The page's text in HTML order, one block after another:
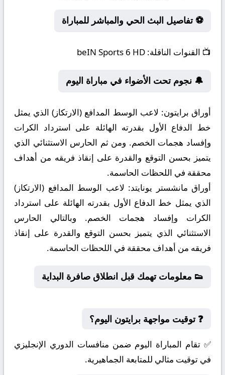
⚽ تفاصيل البث الحي والمباشر للمباراة
📺 القنوات الناقلة:
🔔 نجوم تحت الأضواء في مباراة اليوم
أوراق برايتون: لاعب الوسط المدافع (الارتكاز) الذي يمثل
خط الدفاع الأول بقدرته الهائلة على استرداد الكرات
وإفساد هجمات الخصم. ومن ثم الحارس الاستثنائي الذي
يتميز بحسن التوقع والقدرة على إنقاذ فريقه من أهداف
محققة في اللحظات الحاسمة.
أوراق مانشستر يونايتد: لاعب الوسط المدافع (الارتكاز)
الذي يمثل خط الدفاع الأول بقدرته الهائلة على استرداد
الكرات وإفساد هجمات الخصم. وبالتالي الحارس
الاستثنائي الذي يتميز بحسن التوقع والقدرة على إنقاذ
فريقه من أهداف محققة في اللحظات الحاسمة.
👟 معلومات تهمك قبل انطلاق صافرة البداية
❓ توقيت مواجهة برايتون اليوم؟
✅ تقام المباراة اليوم ضمن منافسات الدوري الإنجليزي
في توقيت مثالي للمتابعة الجماهيرية.